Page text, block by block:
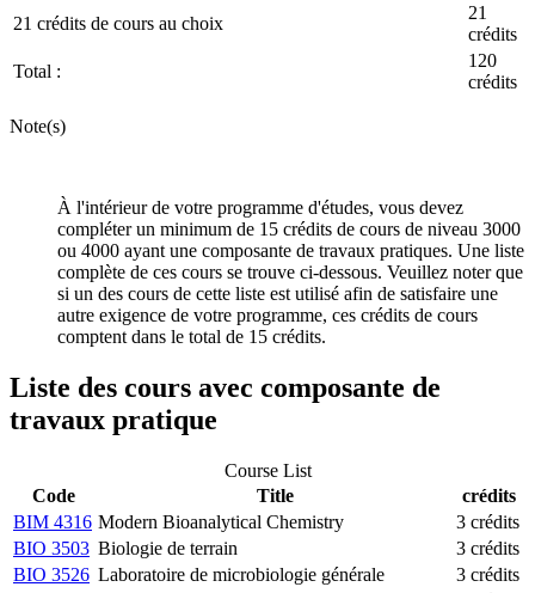
21 crédits de cours au choix
21
crédits
Total :
120
crédits
Note(s)
À l'intérieur de votre programme d'études, vous devez
compléter un minimum de 15 crédits de cours de niveau 3000
ou 4000 ayant une composante de travaux pratiques. Une liste
complète de ces cours se trouve ci-dessous. Veuillez noter que
si un des cours de cette liste est utilisé afin de satisfaire une
autre exigence de votre programme, ces crédits de cours
comptent dans le total de 15 crédits.
Liste des cours avec composante de
travaux pratique
Course List
Code
Title
crédits
BIM 4316 Modern Bioanalytical Chemistry
3 crédits
BIO 3503 Biologie de terrain
3 crédits
BIO 3526 Laboratoire de microbiologie générale
3 crédits